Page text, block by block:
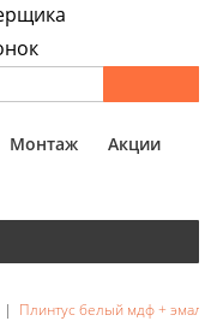
Монтаж
Акции
Плинтус белый мдф +